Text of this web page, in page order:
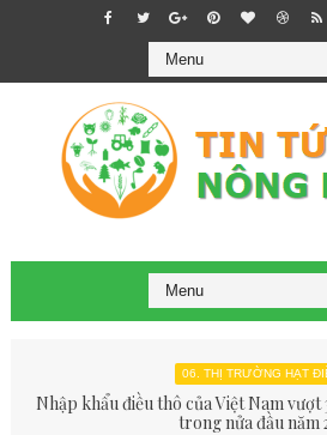
06. THỊ TRƯỜNG HẠT
Nhập khẩu điều thô của Việt Nam
trong nửa đầu năm